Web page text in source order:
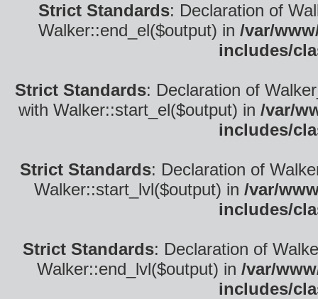
Strict Standards: Declaration of
Walker::end_el($output) in /var/
includes/
Strict Standards: Declaration of
with Walker::start_el($output) in /var/
includes/
Strict Standards: Declaration of
Walker::start_lvl($output) in /var/
includes/
Strict Standards: Declaration of
Walker::end_lvl($output) in /var/
includes/